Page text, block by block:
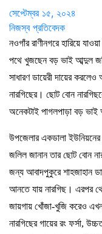
সেপ্টেম্বর ১৫, ২০২৪
নিজস্ব প্রতিবেদক
নওগাঁর রাণীনগরে হারিয়ে
পথে খুজছেন বড় ভাই আব্দুল
সাধারণ ডায়েরী দায়ের
নারগিছের। ছোট বোন
অনেকটাই পাগলপাড়া বড়
উপজেলার একডালা ইউনিয়নের
জলিল জানান তার ছোট বোন
জন্য আবাদপুকুরে শাহজাহান
আনতে যায় নারগিছ। এরপর
জায়গায় খোঁজা-খুজি করেও
নারগিছের গায়ের রং ফর্সা,